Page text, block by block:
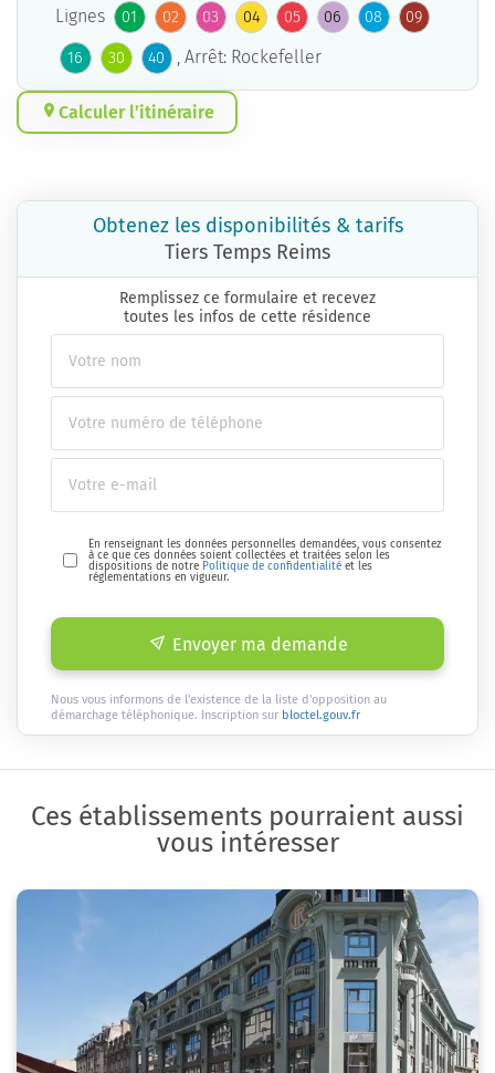
Lignes
01 02 03 04 05 06 08 09
16 30 40 , Arrêt: Rockefeller
Calculer l’itinéraire
Obtenez les disponibilités & tarifs
Tiers Temps Reims
Remplissez ce formulaire et recevez
toutes les infos de cette résidence
En renseignant les données personnelles demandées, vous consentez
à ce que ces données soient collectées et traitées selon les
dispositions de notre Politique de confidentialité et les
réglementations en vigueur.
Envoyer ma demande
Nous vous informons de l'existence de la liste d'opposition au
démarchage téléphonique. Inscription sur bloctel.gouv.fr
Ces établissements pourraient aussi
vous intéresser